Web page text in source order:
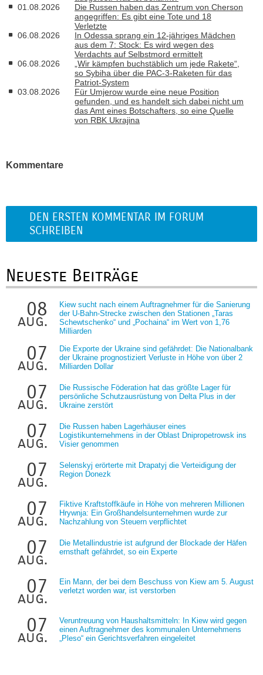
01.08.2026
Die Russen haben das Zentrum von Cherson
angegriffen: Es gibt eine Tote und 18
Verletzte
06.08.2026
In Odessa sprang ein 12-jähriges Mädchen
aus dem 7: Stock: Es wird wegen des
Verdachts auf Selbstmord ermittelt
06.08.2026
„Wir kämpfen buchstäblich um jede Rakete“,
so Sybiha über die PAC-3-Raketen für das
Patriot-System
03.08.2026
Für Umjerow wurde eine neue Position
gefunden, und es handelt sich dabei nicht um
das Amt eines Botschafters, so eine Quelle
von RBK Ukrajina
Kommentare
DEN ERSTEN KOMMENTAR IM FORUM
SCHREIBEN
Neueste Beiträge
08
aug.
Kiew sucht nach einem Auftragnehmer für die Sanierung
der U-Bahn-Strecke zwischen den Stationen „Taras
Schewtschenko“ und „Pochaina“ im Wert von 1,76
Milliarden
07
aug.
Die Exporte der Ukraine sind gefährdet: Die Nationalbank
der Ukraine prognostiziert Verluste in Höhe von über 2
Milliarden Dollar
07
aug.
Die Russische Föderation hat das größte Lager für
persönliche Schutzausrüstung von Delta Plus in der
Ukraine zerstört
07
aug.
Die Russen haben Lagerhäuser eines
Logistikunternehmens in der Oblast Dnipropetrowsk ins
Visier genommen
07
aug.
Selenskyj erörterte mit Drapatyj die Verteidigung der
Region Donezk
07
aug.
Fiktive Kraftstoffkäufe in Höhe von mehreren Millionen
Hrywnja: Ein Großhandelsunternehmen wurde zur
Nachzahlung von Steuern verpflichtet
07
aug.
Die Metallindustrie ist aufgrund der Blockade der Häfen
ernsthaft gefährdet, so ein Experte
07
aug.
Ein Mann, der bei dem Beschuss von Kiew am 5. August
verletzt worden war, ist verstorben
07
aug.
Veruntreuung von Haushaltsmitteln: In Kiew wird gegen
einen Auftragnehmer des kommunalen Unternehmens
„Pleso“ ein Gerichtsverfahren eingeleitet